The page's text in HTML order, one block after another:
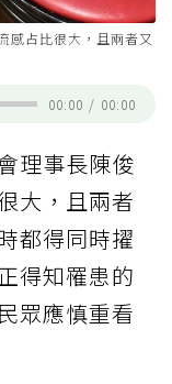
感占比很大，且兩者又
00:00 / 00:00
理事長陳俊
大，且兩者
都得同時擢
得知罹患的
眾應慎重看